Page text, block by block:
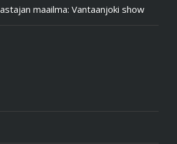
maailma: Vantaanjoki show